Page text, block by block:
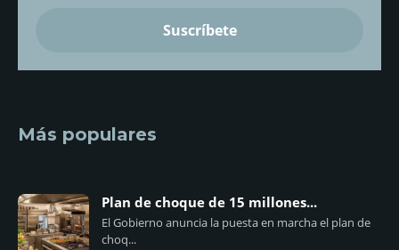
Más populares
Plan de choque de 15 millones...
El Gobierno anuncia la puesta en marcha el plan de
choq...